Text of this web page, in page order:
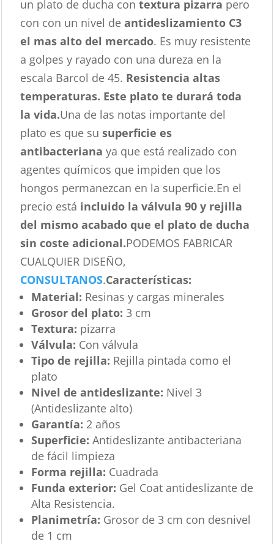
un plato de ducha con textura pizarra pero
con con un nivel deantideslizamiento C3
el mas alto del mercado. Es muy resistente
a golpes y rayado con una dureza en la
escala Barcol de 45. Resistencia altas
temperaturas. Este plato te durará toda
la vida.Una de las notas importante del
plato es que susuperficie es
antibacterianaya que está realizado con
agentes químicos que impiden que los
hongos permanezcan en la superficie.En el
precio está incluido la válvula 90 y rejilla
del mismo acabado que el plato de ducha
sin coste adicional.PODEMOS FABRICAR
CUALQUIER DISEÑO,
CONSULTANOS.Características:
Material: Resinas y cargas minerales
Grosor del plato: 3 cm
Textura: pizarra
Válvula: Con válvula
Tipo de rejilla: Rejilla pintada como el
plato
Nivel de antideslizante: Nivel 3
(Antideslizante alto)
Garantía: 2 años
Superficie: Antideslizante antibacteriana
de fácil limpieza
Forma rejilla: Cuadrada
Funda exterior: Gel Coat antideslizante de
Alta Resistencia.
Planimetría: Grosor de 3 cm con desnivel
de 1 cm